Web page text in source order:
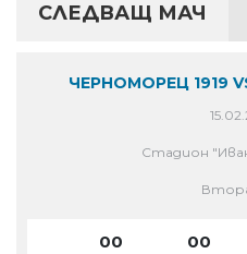
СЛЕДВАЩ МАЧ
ЧЕРНОМОРЕЦ 1919
Стадион
00 00